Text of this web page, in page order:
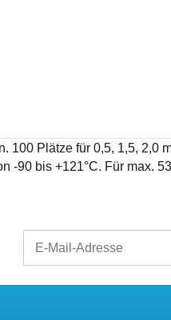
Plätze für 0,5, 1,5, 2,0
90 bis +121°C. Für max.